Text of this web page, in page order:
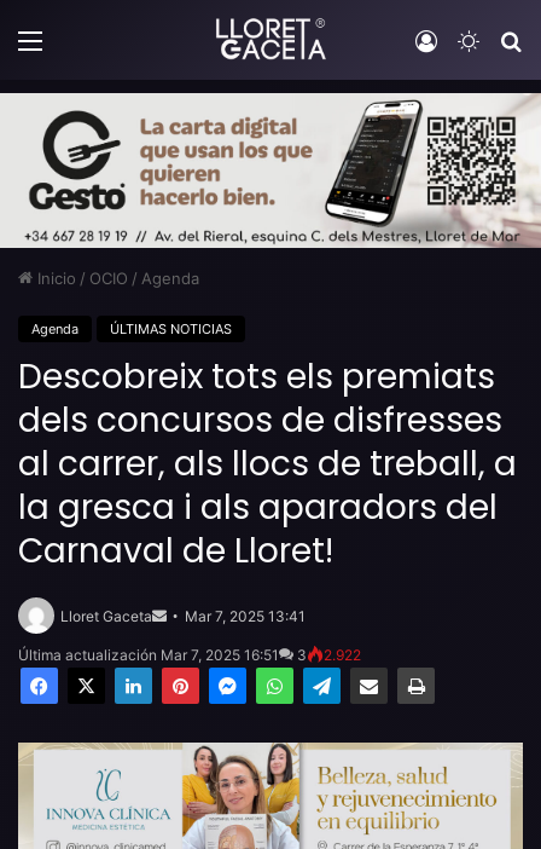
Menú Iniciar
Inicio / OCIO / Agenda
Agenda ÚLTIMAS NOTICIAS
Descobreix tots els premiats
dels concursos de disfresses
al carrer, als llocs de treball, a
la gresca i als aparadors del
Carnaval de Lloret!
Lloret Gaceta
email
Mar 7, 2025 13:41
Última actualización Mar 7, 2025 16:51 3 2.922
Facebook
X LinkedInPinterestMessengerWhatsAppTelegramCompartir por email Imprimir